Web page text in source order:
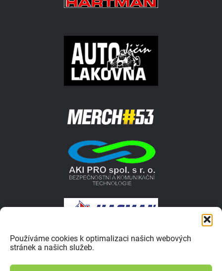
Používáme cookies k optimalizaci našich webových
stránek a našich služeb.
© 2026 Autokrosar.cz ISSN 1805-1413 | Vyrobilo studio